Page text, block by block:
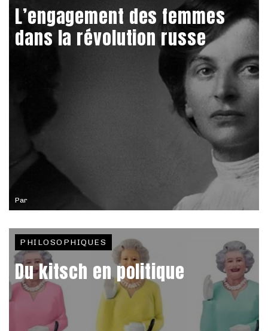
Par
L’engagement des femmes
dans la révolution russe
PHILOSOPHIQUES
Du kitsch en politique